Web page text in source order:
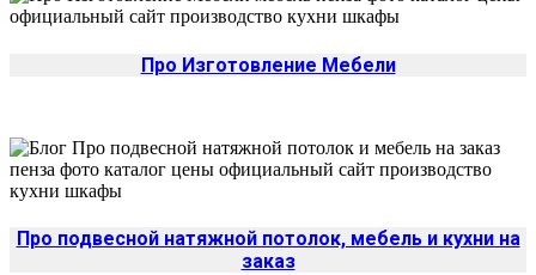
Про Изготовление Мебели
Про подвесной натяжной потолок, мебель и кухни на
заказ